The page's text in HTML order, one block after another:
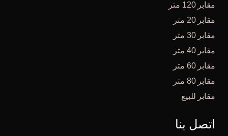
مقابر 120 متر
مقابر 20 متر
مقابر 30 متر
مقابر 40 متر
مقابر 60 متر
مقابر 80 متر
مقابر للبيع
اتصل بنا